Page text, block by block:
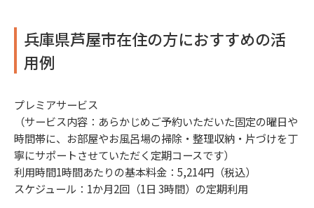
兵庫県芦屋市在住の方におすすめの活
用例
プレミアサービス
（サービス内容：あらかじめご予約いただいた固定の曜日や
時間帯に、お部屋やお風呂場の掃除・整理収納・片づけを丁
寧にサポートさせていただく定期コースです）
利用時間1時間あたりの基本料金：5,214円（税込）
スケジュール：1か月2回（1日 3時間）の定期利用